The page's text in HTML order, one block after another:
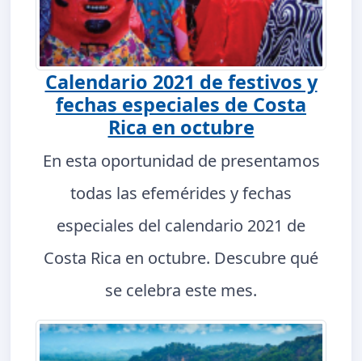
Calendario 2021 de festivos y
fechas especiales de Costa
Rica en octubre
En esta oportunidad de presentamos
todas las efemérides y fechas
especiales del calendario 2021 de
Costa Rica en octubre. Descubre qué
se celebra este mes.